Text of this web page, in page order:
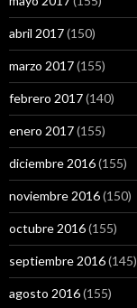
abril 2017(150)
marzo 2017(155)
febrero 2017(140)
enero 2017(155)
diciembre 2016(155)
noviembre 2016(150)
octubre 2016(155)
septiembre 2016(145)
agosto 2016(155)